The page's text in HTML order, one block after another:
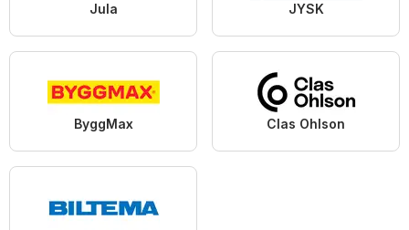
Jula JYSK
ByggMax Clas Ohlson